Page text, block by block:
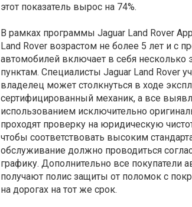
этот показатель вырос на 74%.
В рамках программы Jaguar Land Rover
Land Rover возрастом не более 5 лет и с
автомобилей включает в себя несколько
пунктам. Специалисты Jaguar Land Rover
владелец может столкнуться в ходе
сертифицированный механик, а все
использованием исключительно
проходят проверку на юридическую
чтобы соответствовать высоким
обслуживание должно проводиться
графику. Дополнительно все покупатели
получают полис защиты от поломок с
на дорогах на тот же срок.